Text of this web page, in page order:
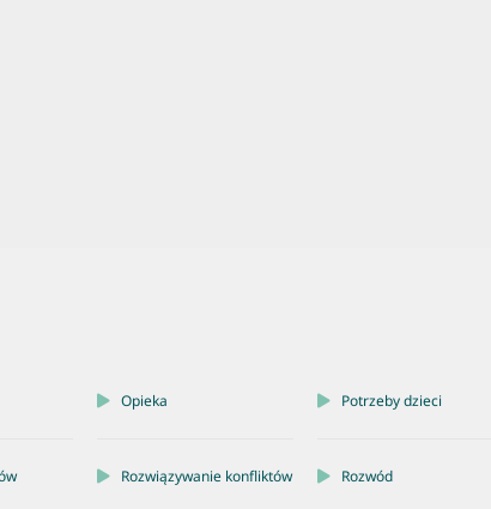
Opieka Potrzeby dzieci
Rozwiązywanie konfliktów Rozwód